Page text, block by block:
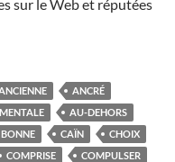
sur le Web et réputées
ANCIENNE
ANCRÉ
AU-DEHORS
BONNE CAÏN
CHOIX
COMPRISE
COMPULSER